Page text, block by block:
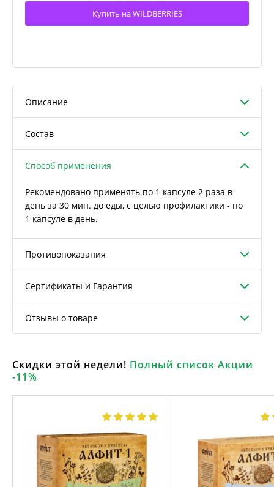
Купить на WILDBERRIES
Описание
Состав
Способ применения
Рекомендовано применять по 1 капсуле 2 раза в
день за 30 мин. до еды, с целью профилактики - по
1 капсуле в день.
Противопоказания
Сертификаты и Гарантия
Отзывы о товаре
Скидки этой недели! Полный список Акции
-11%